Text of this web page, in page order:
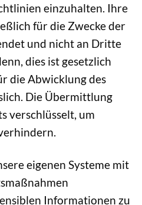
einzuhalten. Ihre
für die Zwecke der
und nicht an Dritte
dies ist gesetzlich
die Abwicklung des
Die Übermittlung
verschlüsselt, um
eigenen Systeme mit
Informationen zu